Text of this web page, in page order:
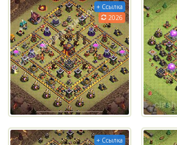
+ Ссылка
2026
+ Ссылка